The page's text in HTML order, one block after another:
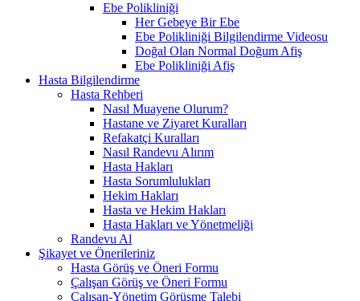
Ebe Polikliniği
Her Gebeye Bir Ebe
Ebe Polikliniği Bilgilendirme Videosu
Doğal Olan Normal Doğum Afiş
Ebe Polikliniği Afiş
Hasta Bilgilendirme
Hasta Rehberi
Nasıl Muayene Olurum?
Hastane ve Ziyaret Kuralları
Refakatçi Kuralları
Nasıl Randevu Alırım
Hasta Hakları
Hasta Sorumlulukları
Hekim Hakları
Hasta ve Hekim Hakları
Hasta Hakları ve Yönetmeliği
Randevu Al
Şikayet ve Önerileriniz
Hasta Görüş ve Öneri Formu
Çalışan Görüş ve Öneri Formu
Çalışan-Yönetim Görüşme Talebi